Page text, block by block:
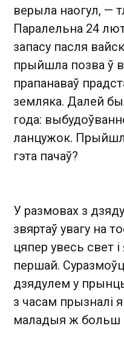
верыла наогул, —
Паралельна 24
запасу пасля
прыйшла позва ў
прапанаваў
земляка. Далей
года:
ланцужок.
гэта пачаў?
У размовах з
звяртаў увагу на
цяпер увесь свет
першай.
дзядулем у
з часам прызналі
маладыя ж больш